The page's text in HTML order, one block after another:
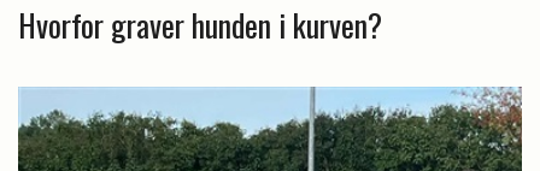
Hvorfor graver hunden i kurven?